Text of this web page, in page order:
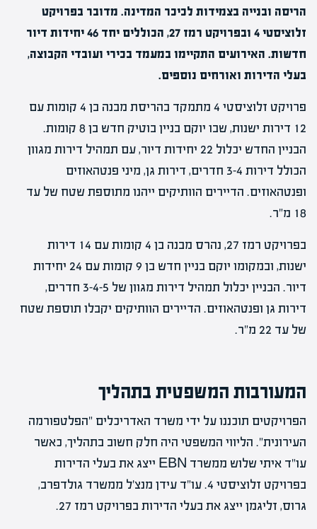
הריסה ובנייה בצמידות לכיכר המדינה. מדובר בפרויקט
זלוציסטי 4 ובפרויקט רמז 27, הכוללים יחד 46 יחידות דיור
חדשות. האירועים התקיימו במעמד בכירי ועובדי הקבוצה,
בעלי הדירות ואורחים נוספים.
פרויקט זלוציסטי 4 מתמקד בהריסת מבנה בן 4 קומות עם
12 דירות ישנות, שבו יוקם בניין בוטיק חדש בן 8 קומות.
הבניין החדש יכלול 22 יחידות דיור, עם תמהיל דירות מגוון
הכולל דירות 3-4 חדרים, דירות גן, מיני פנטהאוזים
ופנטהאוזים. הדיירים הוותיקים ייהנו מתוספת שטח של עד
18 מ"ר.
בפרויקט רמז 27, נהרס מבנה בן 4 קומות עם 14 דירות
ישנות, ובמקומו יוקם בניין חדש בן 9 קומות עם 24 יחידות
דיור. הבניין יכלול תמהיל דירות מגוון של 3-4-5 חדרים,
דירות גן ופנטהאוזים. הדיירים הוותיקים יקבלו תוספת שטח
של עד 22 מ"ר.
המעורבות המשפטית בתהליך
הפרויקטים תוכננו על ידי משרד האדריכלים "הפלטפורמה
העירונית". הליווי המשפטי היה חלק חשוב בתהליך, כאשר
עו"ד איתי שלוש ממשרד EBN ייצג את בעלי הדירות
בפרויקט זלוציסטי 4. עו"ד עידן מנצ'ל ממשרד גולדפרב,
גרוס, זליגמן ייצג את בעלי הדירות בפרויקט רמז 27.